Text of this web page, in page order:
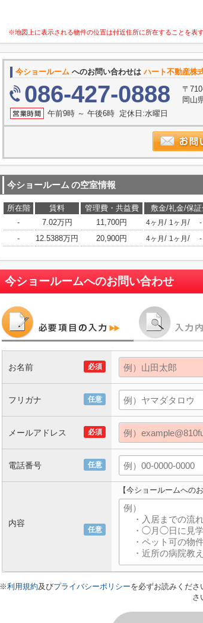
※地図上に表示される物件の位置は付近住所に所在することを表
今ショールーム へのお問い合わせは ハート不動産株
086-427-0888
〒
岡山
午前9時 ～ 午後6時 定休日:水曜日
今ショールーム の空室情報
所在階 賃料 管理費・共益費 敷金/礼金/保証
-
7.02万円 11,700円 4ヶ月 / 1ヶ月 / -
-
12.5388万円 20,900円 4ヶ月 / 1ヶ月 / -
今ショールームへのお問い合わせ
必須
お名前
任意
フリガナ
必須
メールアドレス
任意
電話番号
任意
内容
【今ショールームへの
※利用規約及びプライバシーポリシーを必ずお読みくだ
さ